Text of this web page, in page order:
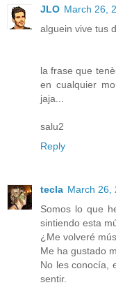
JLO March 26,
alguein vive tus
la frase que
en cualquier
jaja...
salu2
Reply
tecla March 26,
Somos lo que
sintiendo esta
¿Me volveré
Me ha gustado
No les conocía,
sentir.